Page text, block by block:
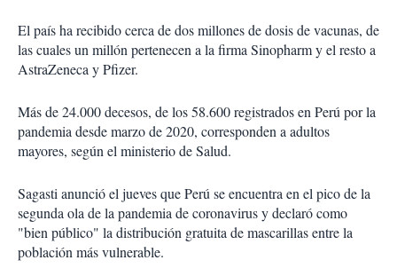
El país ha recibido cerca de dos millones de dosis de vacunas, de
las cuales un millón pertenecen a la firma Sinopharm y el resto a
AstraZeneca y Pfizer.
Más de 24.000 decesos, de los 58.600 registrados en Perú por la
pandemia desde marzo de 2020, corresponden a adultos
mayores, según el ministerio de Salud.
Sagasti anunció el jueves que Perú se encuentra en el pico de la
segunda ola de la pandemia de coronavirus y declaró como
"bien público" la distribución gratuita de mascarillas entre la
población más vulnerable.